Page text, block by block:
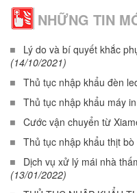
NHỮNG TIN
Lý do và bí quyết khắc
(14/10/2021)
Thủ tục nhập khẩu đèn
Thủ tục nhập khẩu máy
Cước vận chuyển từ
Thủ tục nhập khẩu thịt bò
Dịch vụ xử lý mái nhà
(13/01/2022)